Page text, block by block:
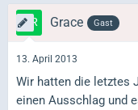
Grace Gast
13. April 2013
Wir hatten die letztes
einen Ausschlag und